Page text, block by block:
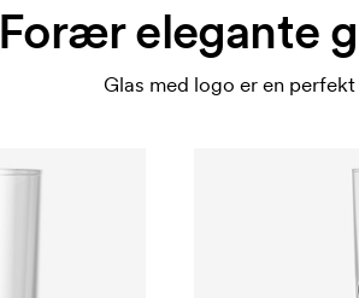
Forær elegante
Glas med logo er en